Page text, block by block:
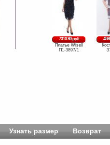
7310.80 руб
Платье Wisell
П1-3897/1
Узнать размер Возврат